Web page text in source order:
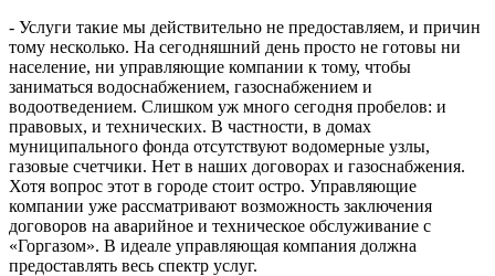
- Услуги такие мы действительно не предоставляем, и причин
тому несколько. На сегодняшний день просто не готовы ни
население, ни управляющие компании к тому, чтобы
заниматься водоснабжением, газоснабжением и
водоотведением. Слишком уж много сегодня пробелов: и
правовых, и технических. В частности, в домах
муниципального фонда отсутствуют водомерные узлы,
газовые счетчики. Нет в наших договорах и газоснабжения.
Хотя вопрос этот в городе стоит остро. Управляющие
компании уже рассматривают возможность заключения
договоров на аварийное и техническое обслуживание с
«Горгазом». В идеале управляющая компания должна
предоставлять весь спектр услуг.